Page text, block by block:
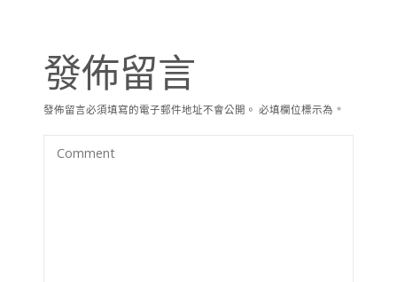
發佈留言
發佈留言必須填寫的電子郵件地址不會公開。 必填欄位標示為 *